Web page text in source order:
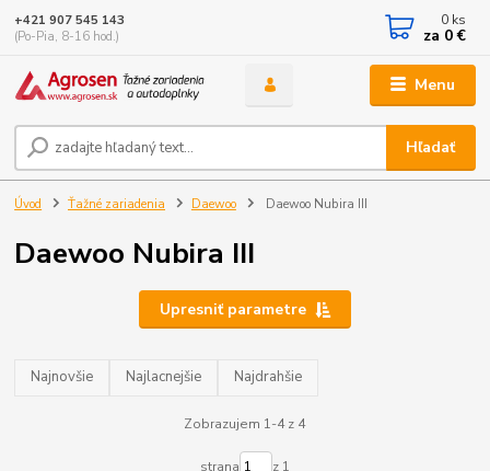
Menu
Hľadať
+421 907 545 143
(Po-Pia, 8-16 hod.)
0 ks
za 0 €
Úvod Ťažné zariadenia Daewoo Daewoo Nubira III
Daewoo Nubira III
Upresniť parametre
Najnovšie Najlacnejšie Najdrahšie
Zobrazujem 1-4 z 4
strana z 1